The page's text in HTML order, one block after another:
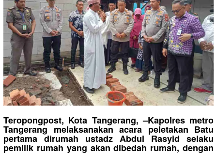
Teropongpost, Kota Tangerang, –Kapolres metro
Tangerang melaksanakan acara peletakan Batu
pertama dirumah ustadz Abdul Rasyid selaku
pemilik rumah yang akan dibedah rumah, dengan